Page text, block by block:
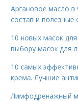
Аргановое масло в
состав и полезные
10 новых масок
выбору масок для
10 самых
крема. Лучшие
Лимфодренажный